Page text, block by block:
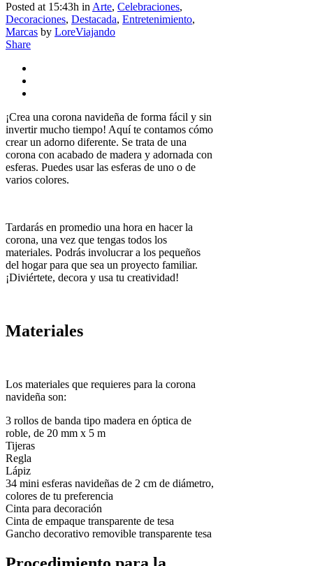
Posted at 15:43h in Arte, Celebraciones,
Decoraciones, Destacada, Entretenimiento,
Marcas by LoreViajando
Share
¡Crea una corona navideña de forma fácil y sin
invertir mucho tiempo! Aquí te contamos cómo
crear un adorno diferente. Se trata de una
corona con acabado de madera y adornada con
esferas. Puedes usar las esferas de uno o de
varios colores.
Tardarás en promedio una hora en hacer la
corona, una vez que tengas todos los
materiales. Podrás involucrar a los pequeños
del hogar para que sea un proyecto familiar.
¡Diviértete, decora y usa tu creatividad!
Materiales
Los materiales que requieres para la corona
navideña son:
3 rollos de banda tipo madera en óptica de
roble, de 20 mm x 5 m
Tijeras
Regla
Lápiz
34 mini esferas navideñas de 2 cm de diámetro,
colores de tu preferencia
Cinta para decoración
Cinta de empaque transparente de tesa
Gancho decorativo removible transparente tesa